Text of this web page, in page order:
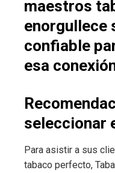
maestros
enorgullece
confiable
esa
seleccionar
Para asistir a sus
tabaco perfecto,